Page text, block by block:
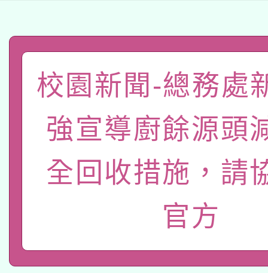
礎課程
A3數位素養講師名單
「數位內容與教學軟體
pilot」
薪期間赴陸應申請許可
轉知經濟部水利署委託
業技術研究院辦理「
用水績優單位及節水達
115年8月22日(星期六
桃園市孔廟祈福系列
開 智慧啟航」
2026年桃園地景藝術
本校115學年度第2次
招甄選結果公告(無人
適應運動共學行動站研
校園新聞-總務處
強宣導廚餘源頭
全回收措施，請
官方